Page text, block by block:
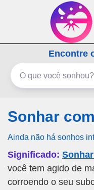
emSonho.com
Os sonhosEncontre
Sonhar
Ainda não há sonhos
Significado:
você tem agido de
corroendo o seu